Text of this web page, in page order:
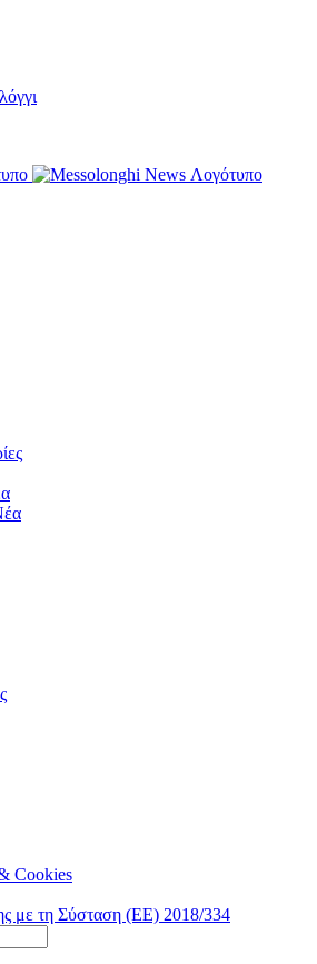
Cookies
με τη Σύσταση (ΕΕ) 2018/334